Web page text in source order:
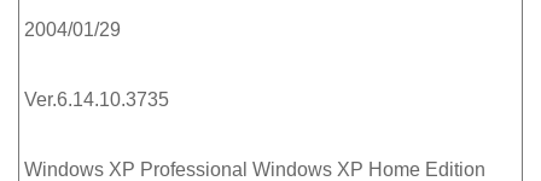
2004/01/29
Ver.6.14.10.3735
Windows XP Professional Windows XP Home Edition